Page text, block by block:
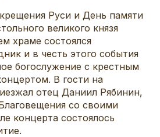
Руси и День памяти
великого князя
храме состоялся
и в честь этого события
богослужение с крестным
В гости на
отец Даниил Рябинин,
со своими
концерта состоялось